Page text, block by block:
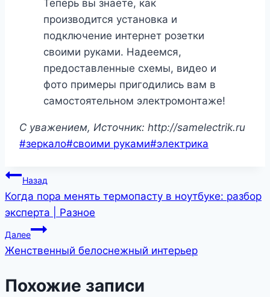
Теперь вы знаете, как
производится установка и
подключение интернет розетки
своими руками. Надеемся,
предоставленные схемы, видео и
фото примеры пригодились вам в
самостоятельном электромонтаже!
C уважением, Источник: http://samelectrik.ru
Метки
#зеркало#своими руками#электрика
Навигация
по
записям
Назад
Когда пора менять термопасту в ноутбуке: разбор
эксперта | Разное
Далее
Женственный белоснежный интерьер
Похожие записи